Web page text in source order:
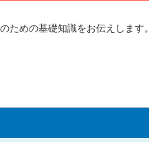
ための基礎知識をお伝えします。